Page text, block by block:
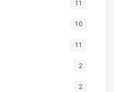
11
10
11
2
2